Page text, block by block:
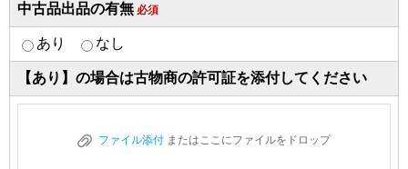
中古品出品の有無 必須
あり なし
【あり】の場合は古物商の許可証を添付してください
ファイル添付 またはここにファイルをドロップ